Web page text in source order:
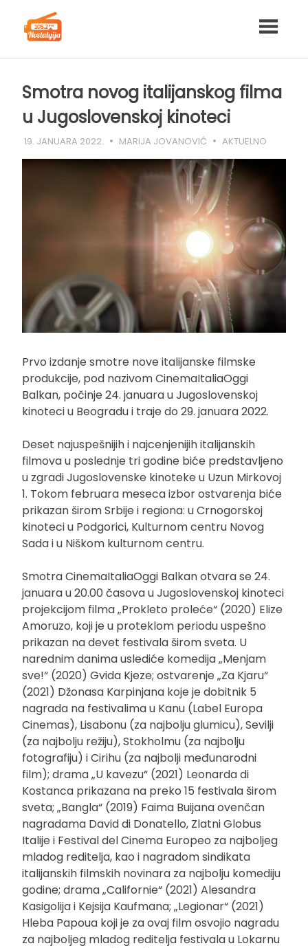
content
Smotra novog italijanskog filma
u Jugoslovenskoj kinoteci
19. JANUARA 2022. MARIJA JOVANOVIĆ AKTUELNO
Prvo izdanje smotre nove italijanske filmske
produkcije, pod nazivom CinemaItaliaOggi
Balkan, počinje 24. januara u Jugoslovenskoj
kinoteci u Beogradu i traje do 29. januara 2022.
Deset najuspešnijih i najcenjenijih italijanskih
filmova u poslednje tri godine biće predstavljeno
u zgradi Jugoslovenske kinoteke u Uzun Mirkovoj
1. Tokom februara meseca izbor ostvarenja biće
prikazan širom Srbije i regiona: u Crnogorskoj
kinoteci u Podgorici, Kulturnom centru Novog
Sada i u Niškom kulturnom centru.
Smotra CinemaItaliaOggi Balkan otvara se 24.
januara u 20.00 časova u Jugoslovenskoj kinoteci
projekcijom filma „Prokleto proleće“ (2020) Elize
Amoruzo, koji je u proteklom periodu uspešno
prikazan na devet festivala širom sveta. U
narednim danima uslediće komedija „Menjam
sve!“ (2020) Gvida Kjeze; ostvarenje „Za Kjaru“
(2021) Džonasa Karpinjana koje je dobitnik 5
nagrada na festivalima u Kanu (Label Europa
Cinemas), Lisabonu (za najbolju glumicu), Sevilji
(za najbolju režiju), Stokholmu (za najbolju
fotografiju) i Cirihu (za najbolji međunarodni
film); drama „U kavezu“ (2021) Leonarda di
Kostanca prikazana na preko 15 festivala širom
sveta; „Bangla“ (2019) Faima Buijana ovenčan
nagradama David di Donatello, Zlatni Globus
Italije i Festival del Cinema Europeo za najboljeg
mladog reditelja, kao i nagradom sindikata
italijanskih filmskih novinara za najbolju komediju
godine; drama „Californie“ (2021) Alesandra
Kasigolija i Kejsija Kaufmana; „Legionar“ (2021)
Hleba Papoua koji je za ovaj film osvojio nagradu
za najboljeg mladog reditelja festivala u Lokarnu